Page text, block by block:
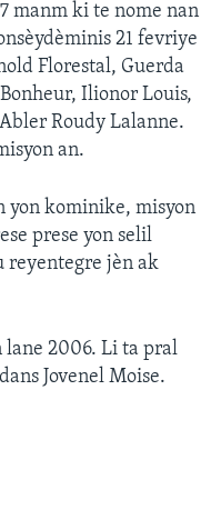
manm ki te nome nan
21 fevriye
Florestal, Guerda
Ilionor Louis,
Roudy Lalanne.
an.
yon kominike, misyon
prese yon selil
reyentegre jèn ak
lane 2006. Li ta pral
Jovenel Moise.